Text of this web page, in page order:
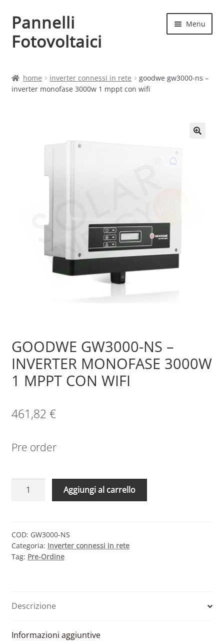
Vai
alla
navigazione
Vai
al
contenuto
Pannelli
Fotovoltaici
Menu
Cart
Chi siamo
Produttori
Sample Page
home inverter connessi in rete
goodwe gw3000-ns –
inverter monofase 3000w 1 mppt con wifi
GOODWE GW3000-NS –
INVERTER MONOFASE 3000W
1 MPPT CON WIFI
461,82 €
Pre order
GOODWE
INVERTER
MONOFASE
3000W
WIFI
Aggiungi al carrello
COD: GW3000-NS
Categoria: Inverter connessi in rete
Tag: Pre-Ordine
Descrizione
Informazioni aggiuntive